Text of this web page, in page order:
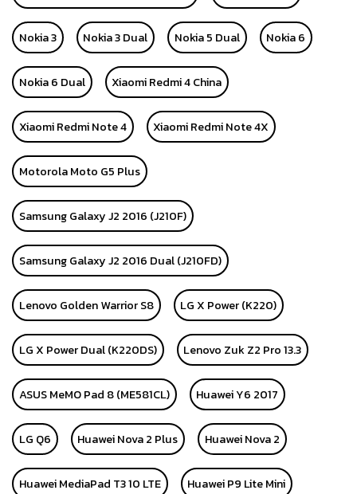
Nokia 3 Nokia 3 Dual Nokia 5 Dual Nokia 6
Nokia 6 Dual Xiaomi Redmi 4 China
Xiaomi Redmi Note 4 Xiaomi Redmi Note 4X
Motorola Moto G5 Plus
Samsung Galaxy J2 2016 (J210F)
Samsung Galaxy J2 2016 Dual (J210FD)
Lenovo Golden Warrior S8 LG X Power (K220)
LG X Power Dual (K220DS) Lenovo Zuk Z2 Pro 13.3
ASUS MeMO Pad 8 (ME581CL) Huawei Y6 2017
LG Q6 Huawei Nova 2 Plus Huawei Nova 2
Huawei MediaPad T3 10 LTE Huawei P9 Lite Mini